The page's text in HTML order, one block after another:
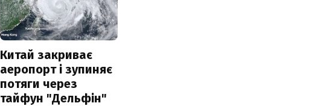
Китай закриває
аеропорт і зупиняє
потяги через
тайфун "Дельфін"